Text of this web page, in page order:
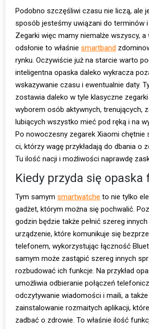
Podobno szczęśliwi czasu nie liczą, ale
sposób jesteśmy uwiązani do terminów i
Zegarki więc mamy niemalże wszyscy,
odsłonie to właśniesmartband
rynku. Oczywiście już na starcie warto
inteligentna opaska daleko wykracza
wskazywanie czasu i ewentualnie daty.
zostawia daleko w tyle klasyczne
wyborem osób aktywnych, trenujących,
lubiących wszystko mieć pod ręką i na
Po nowoczesny zegarek Xiaomi chętnie
ci, którzy wagę przykładają do dbania o
Tu ilość nacji i możliwości naprawdę
Kiedy przyda się opaska
Tym samymsmartwatche to nie tylko
gadżet, którym można się pochwalić.
godzin będzie także pełnić szereg
urządzenie, które komunikuje się
telefonem, wykorzystując łączność
samym może zastąpić szereg innych
rozbudować ich funkcje. Na przykład
umożliwia odbieranie połączeń
odczytywanie wiadomości i maili, a
zainstalowanie rozmaitych aplikacji,
zadbać o zdrowie. To właśnie ilość